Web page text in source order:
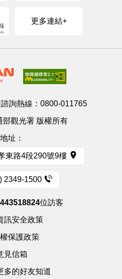
更多連結+
詢熱線： 0800-011765
部觀光署 版權所有
地址：
東路4段290號9樓
2349-1500
443518824位訪客
訊安全政策
保護政策
見信箱
多的好友知道